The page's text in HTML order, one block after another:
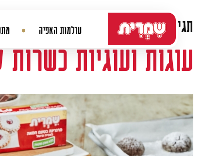
ניווט ראשי עולמות האפיה תגית:עוגה כשרה לפסח
עוגות ועוגיות